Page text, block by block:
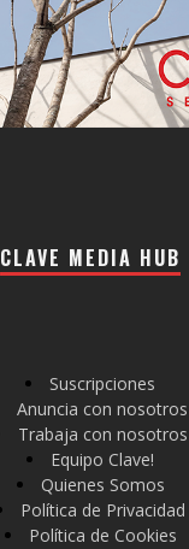
CLAVE MEDIA HUB
Suscripciones
Anuncia con nosotros
Trabaja con nosotros
Equipo Clave!
Quienes Somos
Política de Privacidad
Política de Cookies